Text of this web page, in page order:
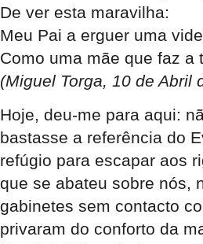
De ver esta maravilha:
Meu Pai a erguer uma
Como uma mãe que faz a
(Miguel Torga, 10 de Abril
Hoje, deu-me para aqui:
bastasse a referência do
refúgio para escapar aos
que se abateu sobre nós,
gabinetes sem contacto
privaram do conforto da